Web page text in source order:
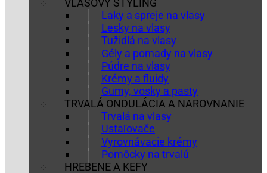
VLASOVÝ STYLING
Laky a spreje na vlasy
Lesky na vlasy
Tužidlá na vlasy
Gély a pomady na vlasy
Púdre na vlasy
Krémy a fluidy
Gumy, vosky a pasty
TRVALÁ ONDULÁCIA A NAROVNANIE
Trvalá na vlasy
Ustaľovače
Vyrovnávacie krémy
Pomôcky na trvalú
HREBENE A KEFY